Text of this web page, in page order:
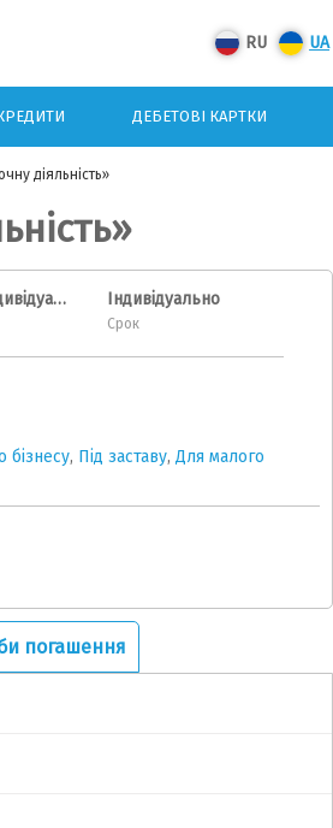
RU UA
ДЕБЕТОВІ КАРТКИ
діяльність»
Розраховується індивідуально Індивідуально
Срок
бізнесу, Під заставу, Для малого
погашення